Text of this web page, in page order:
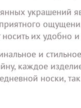
украшений
их удобно
и
каждое
носки,